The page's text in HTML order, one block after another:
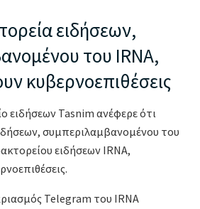
ειδήσεων,
του IRNA,
κυβερνοεπιθέσεις
ειδήσεων Tasnim ανέφερε ότι
συμπεριλαμβανομένου του
ειδήσεων IRNA,
Telegram του IRNA